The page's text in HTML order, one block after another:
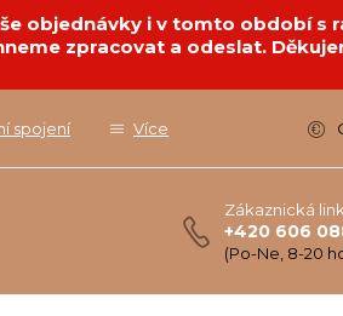
objednávky i v tomto období
zpracovat a odeslat.
spojení Více
Zákaznická
+420 606
(Po-Ne, 8-20